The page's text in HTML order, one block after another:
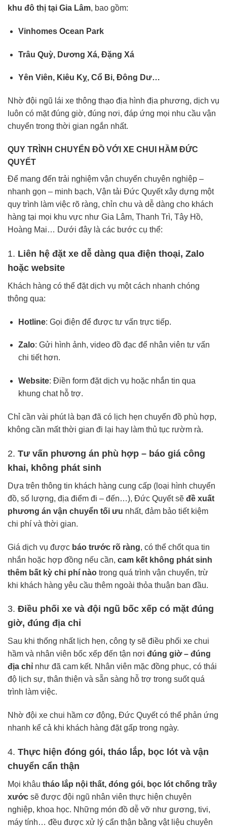
khu đô thị tại Gia Lâm, bao gồm:
Vinhomes Ocean Park
Trâu Quỳ, Dương Xá, Đặng Xá
Yên Viên, Kiêu Kỵ, Cổ Bi, Đông Dư…
Nhờ đội ngũ lái xe thông thạo địa hình địa phương, dịch vụ
luôn có mặt đúng giờ, đúng nơi, đáp ứng mọi nhu cầu vận
chuyển trong thời gian ngắn nhất.
QUY TRÌNH CHUYỂN ĐỒ VỚI XE CHUI HẦM ĐỨC
QUYẾT
Để mang đến trải nghiệm vận chuyển chuyên nghiệp –
nhanh gọn – minh bạch, Vận tải Đức Quyết xây dựng một
quy trình làm việc rõ ràng, chỉn chu và dễ dàng cho khách
hàng tại mọi khu vực như Gia Lâm, Thanh Trì, Tây Hồ,
Hoàng Mai… Dưới đây là các bước cụ thể:
1. Liên hệ đặt xe dễ dàng qua điện thoại, Zalo
hoặc website
Khách hàng có thể đặt dịch vụ một cách nhanh chóng
thông qua:
Hotline: Gọi điện để được tư vấn trực tiếp.
Zalo: Gửi hình ảnh, video đồ đạc để nhân viên tư vấn
chi tiết hơn.
Website: Điền form đặt dịch vụ hoặc nhắn tin qua
khung chat hỗ trợ.
Chỉ cần vài phút là bạn đã có lịch hẹn chuyển đồ phù hợp,
không cần mất thời gian đi lại hay làm thủ tục rườm rà.
2. Tư vấn phương án phù hợp – báo giá công
khai, không phát sinh
Dựa trên thông tin khách hàng cung cấp (loại hình chuyển
đồ, số lượng, địa điểm đi – đến…), Đức Quyết sẽ đề xuất
phương án vận chuyển tối ưu nhất, đảm bảo tiết kiệm
chi phí và thời gian.
Giá dịch vụ được báo trước rõ ràng, có thể chốt qua tin
nhắn hoặc hợp đồng nếu cần, cam kết không phát sinh
thêm bất kỳ chi phí nào trong quá trình vận chuyển, trừ
khi khách hàng yêu cầu thêm ngoài thỏa thuận ban đầu.
3. Điều phối xe và đội ngũ bốc xếp có mặt đúng
giờ, đúng địa chỉ
Sau khi thống nhất lịch hẹn, công ty sẽ điều phối xe chui
hầm và nhân viên bốc xếp đến tận nơi đúng giờ – đúng
địa chỉ như đã cam kết. Nhân viên mặc đồng phục, có thái
độ lịch sự, thân thiện và sẵn sàng hỗ trợ trong suốt quá
trình làm việc.
Nhờ đội xe chui hầm cơ động, Đức Quyết có thể phản ứng
nhanh kể cả khi khách hàng đặt gấp trong ngày.
4. Thực hiện đóng gói, tháo lắp, bọc lót và vận
chuyển cẩn thận
Mọi khâu tháo lắp nội thất, đóng gói, bọc lót chống trầy
xước sẽ được đội ngũ nhân viên thực hiện chuyên
nghiệp, khoa học. Những món đồ dễ vỡ như gương, tivi,
máy tính… đều được xử lý cẩn thận bằng vật liệu chuyên